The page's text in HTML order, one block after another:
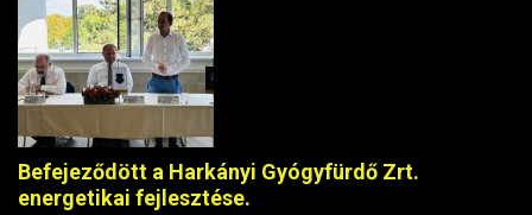
Befejeződött a Harkányi Gyógyfürdő Zrt.
energetikai fejlesztése.